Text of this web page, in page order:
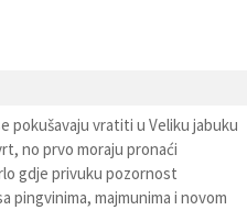
pokušavaju vratiti u Veliku jabuku
no prvo moraju pronaći
gdje privuku pozornost
pingvinima, majmunima i novom